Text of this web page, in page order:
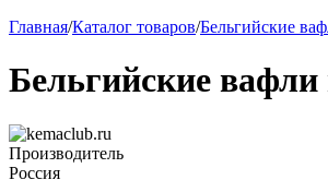
Главная/Каталог товаров/Бельгийские
Бельгийские
Производитель
Россия